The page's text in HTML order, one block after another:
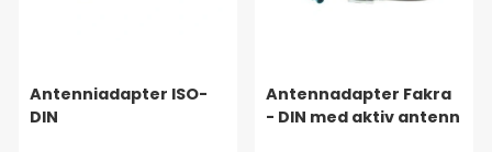
Antenniadapter ISO-
DIN
Antennadapter Fakra
- DIN med aktiv antenn